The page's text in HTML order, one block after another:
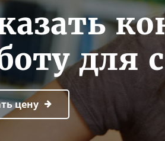
для
цену